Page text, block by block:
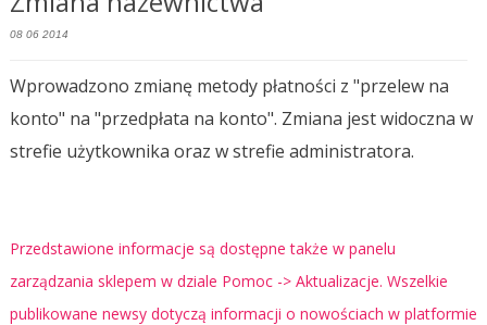
08 06 2014
Wprowadzono zmianę metody płatności z "przelew na
konto" na "przedpłata na konto". Zmiana jest widoczna w
strefie użytkownika oraz w strefie administratora.
Przedstawione informacje są dostępne także w panelu
zarządzania sklepem w dziale Pomoc -> Aktualizacje. Wszelkie
publikowane newsy dotyczą informacji o nowościach w platformie